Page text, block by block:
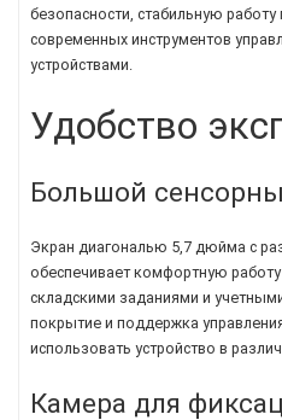
безопасности, стабильную
современных инструментов
устройствами.
Удобство
Большой
Экран диагональю 5,7 дюйма с
обеспечивает комфортную
складскими заданиями и
покрытие и поддержка
использовать устройство в
Камера для